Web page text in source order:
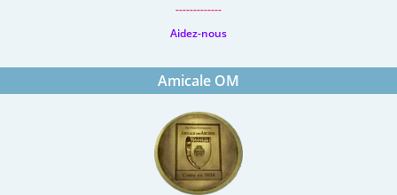
-------------
Aidez-nous
Amicale OM